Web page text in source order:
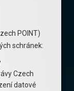
POINT)
schránek:
Czech
datové